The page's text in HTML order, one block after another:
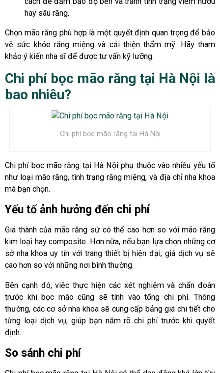
hay sâu răng.
Chọn mão răng phù hợp là một quyết định quan trọng để bảo
vệ sức khỏe răng miệng và cải thiện thẩm mỹ. Hãy tham
khảo ý kiến nha sĩ để được tư vấn kỹ lưỡng.
Chi phí bọc mão răng tại Hà Nội là
bao nhiêu?
Chi phí bọc mão răng tại Hà Nội
Chi phí bọc mão răng tại Hà Nội phụ thuộc vào nhiều yếu tố
như loại mão răng, tình trạng răng miệng, và địa chỉ nha khoa
mà bạn chọn.
Yếu tố ảnh hưởng đến chi phí
Giá thành của mão răng sứ có thể cao hơn so với mão răng
kim loại hay composite. Hơn nữa, nếu bạn lựa chọn những cơ
sở nha khoa uy tín với trang thiết bị hiện đại, giá dịch vụ sẽ
cao hơn so với những nơi bình thường.
Bên cạnh đó, việc thực hiện các xét nghiệm và chẩn đoán
trước khi bọc mão cũng sẽ tính vào tổng chi phí. Thông
thường, các cơ sở nha khoa sẽ cung cấp bảng giá chi tiết cho
từng loại dịch vụ, giúp bạn nắm rõ chi phí trước khi quyết
định.
So sánh chi phí